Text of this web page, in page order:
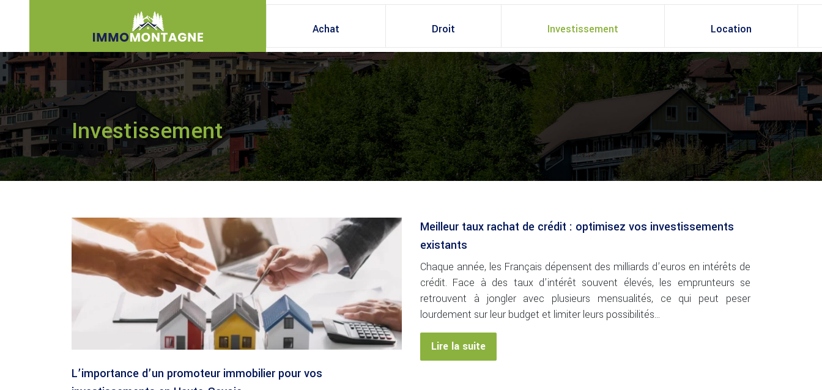
Achat Droit Investissement Location
Investissement
L’importance d’un promoteur immobilier pour vos
Meilleur taux rachat de crédit : optimisez vos investissements
existants
Chaque année, les Français dépensent des milliards d’euros en intérêts de
crédit. Face à des taux d’intérêt souvent élevés, les emprunteurs se
retrouvent à jongler avec plusieurs mensualités, ce qui peut peser
lourdement sur leur budget et limiter leurs possibilités…
Lire la suite